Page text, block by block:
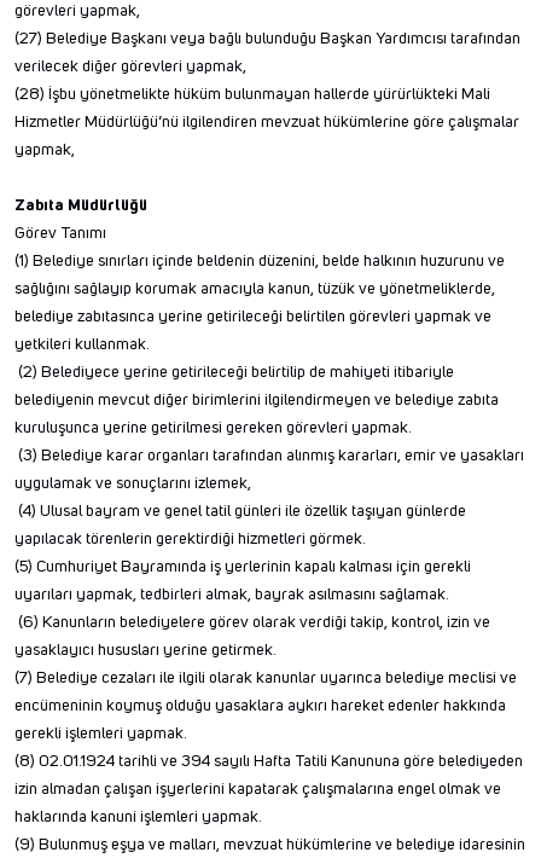
görevleri yapmak,
(27) Belediye Başkanı veya bağlı bulunduğu Başkan Yardımcısı tarafından
verilecek diğer görevleri yapmak,
(28) İşbu yönetmelikte hüküm bulunmayan hallerde yürürlükteki Mali
Hizmetler Müdürlüğü’nü ilgilendiren mevzuat hükümlerine göre çalışmalar
yapmak,
Zabıta Müdürlüğü
Görev Tanımı
(1) Belediye sınırları içinde beldenin düzenini, belde halkının huzurunu ve
sağlığını sağlayıp korumak amacıyla kanun, tüzük ve yönetmeliklerde,
belediye zabıtasınca yerine getirileceği belirtilen görevleri yapmak ve
yetkileri kullanmak.
(2) Belediyece yerine getirileceği belirtilip de mahiyeti itibariyle
belediyenin mevcut diğer birimlerini ilgilendirmeyen ve belediye zabıta
kuruluşunca yerine getirilmesi gereken görevleri yapmak.
(3) Belediye karar organları tarafından alınmış kararları, emir ve yasakları
uygulamak ve sonuçlarını izlemek,
(4) Ulusal bayram ve genel tatil günleri ile özellik taşıyan günlerde
yapılacak törenlerin gerektirdiği hizmetleri görmek.
(5) Cumhuriyet Bayramında iş yerlerinin kapalı kalması için gerekli
uyarıları yapmak, tedbirleri almak, bayrak asılmasını sağlamak.
(6) Kanunların belediyelere görev olarak verdiği takip, kontrol, izin ve
yasaklayıcı hususları yerine getirmek.
(7) Belediye cezaları ile ilgili olarak kanunlar uyarınca belediye meclisi ve
encümeninin koymuş olduğu yasaklara aykırı hareket edenler hakkında
gerekli işlemleri yapmak.
(8) 02.01.1924 tarihli ve 394 sayılı Hafta Tatili Kanununa göre belediyeden
izin almadan çalışan işyerlerini kapatarak çalışmalarına engel olmak ve
haklarında kanuni işlemleri yapmak.
(9) Bulunmuş eşya ve malları, mevzuat hükümlerine ve belediye idaresinin